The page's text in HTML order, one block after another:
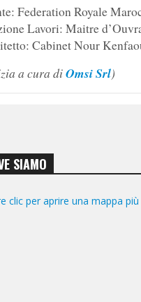
Federation Royale
Lavori: Maitre
Cabinet Nour
a cura diOmsi Srl)
SIAMO